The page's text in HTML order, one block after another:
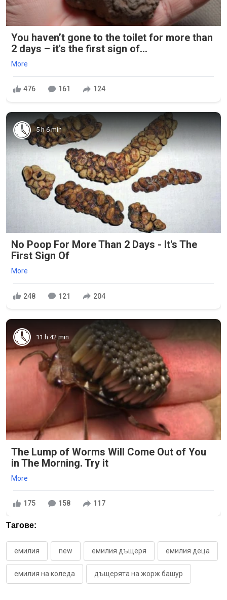
You haven’t gone to the toilet for more than
2 days – it's the first sign of...
More
476 161 124
5 h 6 min
No Poop For More Than 2 Days - It's The
First Sign Of
More
248 121 204
11 h 42 min
The Lump of Worms Will Come Out of You
in The Morning. Try it
More
175 158 117
Тагове:
емилия new емилия дъщеря емилия деца
емилия на коледа дъщерята на жорж башур